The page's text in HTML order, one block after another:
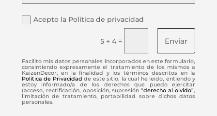
Acepto la Política de privacidad
5 + 4 = Enviar
Facilito mis datos personales incorporados en este formulario,
consintiendo expresamente el tratamiento de los mismos a
KaizenDecor, en la finalidad y los términos descritos en la
Política de Privacidad de este sitio, la cual he leído, entiendo y
estoy informado/a de los derechos que puedo ejercitar
(acceso, rectificación, oposición, supresión “derecho al olvido”,
limitación de tratamiento, portabilidad sobre dichos datos
personales.